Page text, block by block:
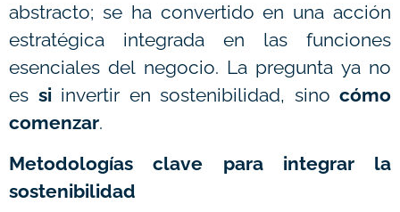
abstracto; se ha convertido en una acción
estratégica integrada en las funciones
esenciales del negocio. La pregunta ya no
es siinvertir en sostenibilidad, sino cómo
comenzar.
Metodologías clave para integrar la
sostenibilidad